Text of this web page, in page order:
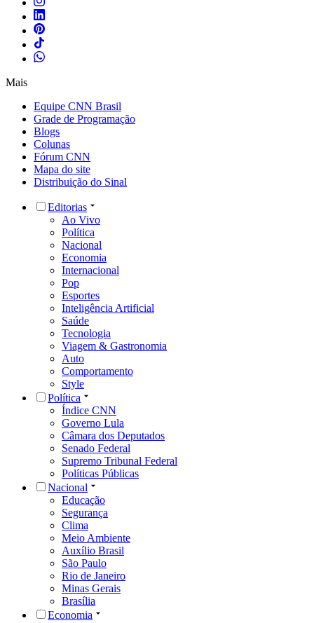
Mais
Equipe CNN Brasil
Grade de Programação
Blogs
Colunas
Fórum CNN
Mapa do site
Distribuição do Sinal
Editorias
Ao Vivo
Política
Nacional
Economia
Internacional
Pop
Esportes
Inteligência Artificial
Saúde
Tecnologia
Viagem & Gastronomia
Auto
Comportamento
Style
Política
Índice CNN
Governo Lula
Câmara dos Deputados
Senado Federal
Supremo Tribunal Federal
Políticas Públicas
Nacional
Educação
Segurança
Clima
Meio Ambiente
Auxílio Brasil
São Paulo
Rio de Janeiro
Minas Gerais
Brasília
Economia